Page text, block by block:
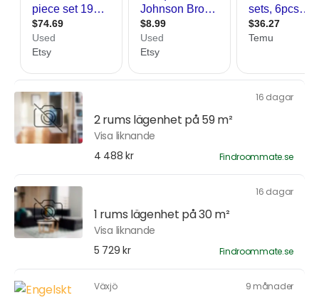
16 dagar
2 rums lägenhet på 59 m²
Visa liknande
4 488 kr
Findroommate.se
16 dagar
1 rums lägenhet på 30 m²
Visa liknande
5 729 kr
Findroommate.se
Växjö 9 månader